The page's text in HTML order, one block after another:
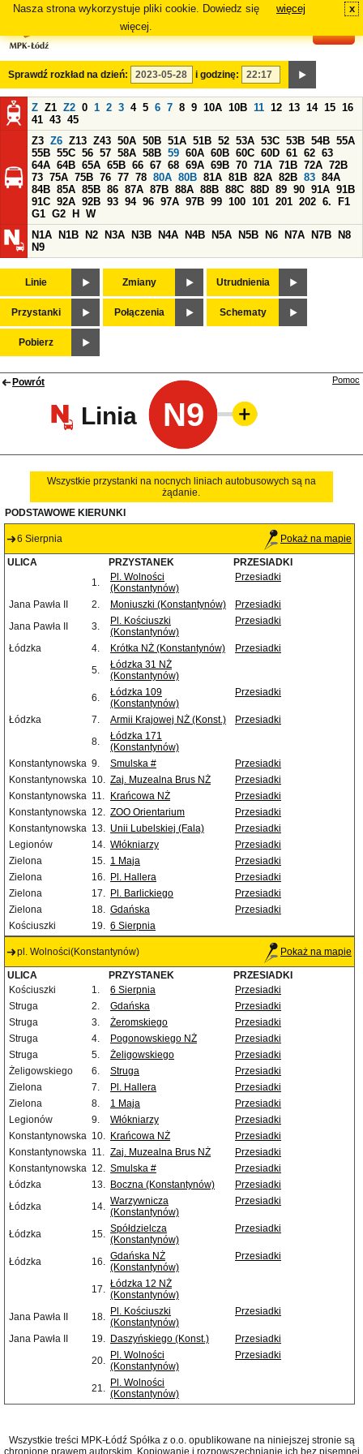
Nasza strona wykorzystuje pliki cookie. Dowiedz się
więcej.
więcej x
Sprawdź rozkład na dzień: i godzinę:
Z Z1 Z2 0 1 2 3 4 5 6 7 8 9 10A 10B 11 12 13 14 15 16
41 43 45
Z3 Z6 Z13 Z43 50A 50B 51A 51B 52 53A 53C 53B 54B 55A
55B 55C 56 57 58A 58B 59 60A 60B 60C 60D 61 62 63
64A 64B 65A 65B 66 67 68 69A 69B 70 71A 71B 72A 72B
73 75A 75B 76 77 78 80A 80B 81A 81B 82A 82B 83 84A
84B 85A 85B 86 87A 87B 88A 88B 88C 88D 89 90 91A 91B
91C 92A 92B 93 94 96 97A 97B 99 100 101 201 202 6.
F1
G1 G2 H
W
N1A
N1B N2 N3A N3B N4A N4B N5A N5B N6 N7A N7B
N8
N9
Linie Zmiany Utrudnienia
Przystanki Połączenia Schematy
Pobierz
Powrót
Linia N9
Pomoc
Wszystkie przystanki na nocnych liniach autobusowych są na
żądanie.
PODSTAWOWE KIERUNKI
6 Sierpnia Pokaż na mapie
ULICA PRZYSTANEK
PRZESIADKI
1.
Pl. Wolności
(Konstantynów)
Przesiadki
Jana Pawła II 2. Moniuszki (Konstantynów)
Przesiadki
Jana Pawła II
3.
Pl. Kościuszki
(Konstantynów)
Przesiadki
Łódzka 4. Krótka NŻ (Konstantynów)
Przesiadki
5.
Łódzka 31 NŻ
(Konstantynów)
6.
Łódzka 109
(Konstantynów)
Przesiadki
Łódzka 7. Armii Krajowej NŻ (Konst.)
Przesiadki
8.
Łódzka 171
(Konstantynów)
Konstantynowska 9. Smulska #
Przesiadki
Konstantynowska 10. Zaj. Muzealna Brus NŻ
Przesiadki
Konstantynowska 11. Krańcowa NŻ
Przesiadki
Konstantynowska 12. ZOO Orientarium
Przesiadki
Konstantynowska 13. Unii Lubelskiej (Fala)
Przesiadki
Legionów
14. Włókniarzy
Przesiadki
Zielona
15. 1 Maja
Przesiadki
Zielona
16. Pl. Hallera
Przesiadki
Zielona
17. Pl. Barlickiego
Przesiadki
Zielona
18. Gdańska
Przesiadki
Kościuszki
19. 6 Sierpnia
pl. Wolności(Konstantynów) Pokaż na mapie
ULICA PRZYSTANEK
PRZESIADKI
Kościuszki
1. 6 Sierpnia
Przesiadki
Struga
2. Gdańska
Przesiadki
Struga
3. Żeromskiego
Przesiadki
Struga
4. Pogonowskiego NŻ
Przesiadki
Struga
5. Żeligowskiego
Przesiadki
Żeligowskiego
6. Struga
Przesiadki
Zielona
7. Pl. Hallera
Przesiadki
Zielona
8. 1 Maja
Przesiadki
Legionów
9. Włókniarzy
Przesiadki
Konstantynowska 10. Krańcowa NŻ
Przesiadki
Konstantynowska 11. Zaj. Muzealna Brus NŻ
Przesiadki
Konstantynowska 12. Smulska #
Przesiadki
Łódzka
13. Boczna (Konstantynów)
Przesiadki
Łódzka
14. Warzywnicza
(Konstantynów)
Przesiadki
Łódzka 15. Spółdzielcza
(Konstantynów)
Przesiadki
Łódzka 16. Gdańska NŻ
(Konstantynów)
Przesiadki
17. Łódzka 12 NŻ
(Konstantynów)
Jana Pawła II
18. Pl. Kościuszki
(Konstantynów)
Przesiadki
Jana Pawła II 19. Daszyńskiego (Konst.)
Przesiadki
20. Pl. Wolności
(Konstantynów)
Przesiadki
21. Pl. Wolności
(Konstantynów)
Wszystkie treści MPK-Łódź Spółka z o.o. opublikowane na niniejszej stronie są
chronione prawem autorskim. Kopiowanie i rozpowszechnianie ich bez pisemnej